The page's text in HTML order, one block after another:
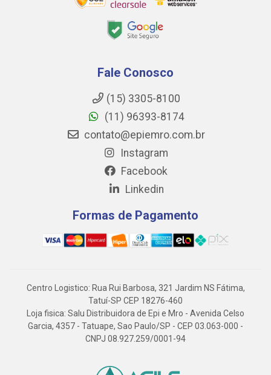
Fale Conosco
(15) 3305-8100
(11) 96393-8174
contato@epiemro.com.br
Instagram
Facebook
Linkedin
Formas de Pagamento
Centro Logistico: Rua Rui Barbosa, 321 Jardim NS Fátima,
Tatuí-SP CEP 18276-460
Loja fisica: Salu Distribuidora de Epi e Mro - Avenida Celso
Garcia, 4357 - Tatuape, Sao Paulo/SP - CEP 03.063-000 -
CNPJ 08.927.259/0001-94